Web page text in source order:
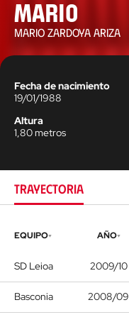
Mario
MARIO ZARDOYA ARIZA
Fecha de nacimiento
19/01/1988
Altura
1,80metros
TRAYECTORIA
EQUIPO AÑO
SD Leioa 2009/10
Basconia 2008/09